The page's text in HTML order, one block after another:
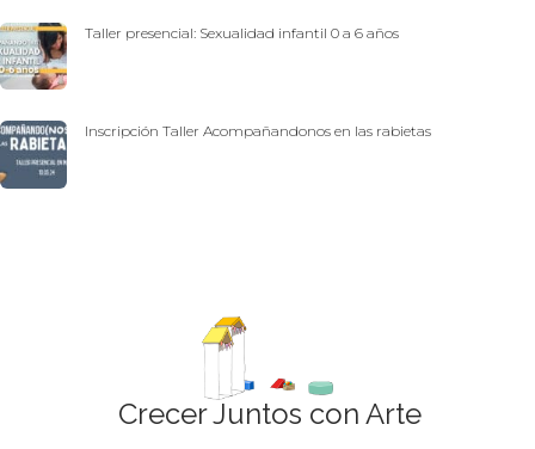
Taller presencial: Sexualidad infantil 0 a 6 años
Inscripción Taller Acompañandonos en las rabietas
Crecer Juntos con Arte